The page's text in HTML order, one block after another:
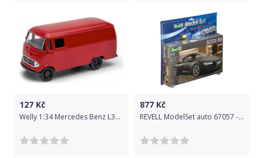
127 Kč
Welly 1:34 Mercedes Benz L319 Bíla
877 Kč
REVELL ModelSet auto 67057 - Audi R8 (1:24)